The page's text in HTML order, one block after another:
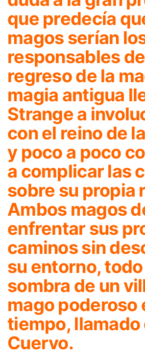
que predecía
magos serían
responsables
regreso de la
magia antigua
Strange a
con el reino de
y poco a poco
a complicar las
sobre su propia
Ambos magos
enfrentar sus
caminos sin
su entorno,
sombra de un
mago poderoso
tiempo, llamado
Cuervo.